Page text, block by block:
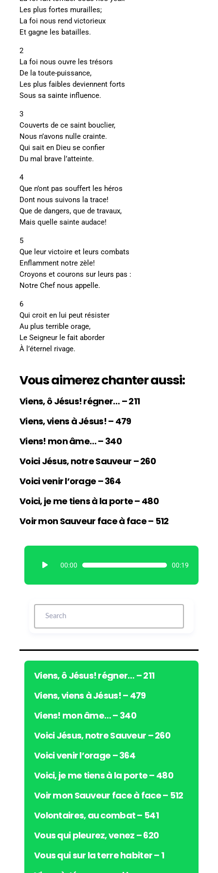
Les plus fortes murailles;
La foi nous rend victorieux
Et gagne les batailles.
2
La foi nous ouvre les trésors
De la toute-puissance,
Les plus faibles deviennent forts
Sous sa sainte influence.
3
Couverts de ce saint bouclier,
Nous n’avons nulle crainte.
Qui sait en Dieu se confier
Du mal brave l’atteinte.
4
Que n’ont pas souffert les héros
Dont nous suivons la trace!
Que de dangers, que de travaux,
Mais quelle sainte audace!
5
Que leur victoire et leurs combats
Enflamment notre zèle!
Croyons et courons sur leurs pas :
Notre Chef nous appelle.
6
Qui croit en lui peut résister
Au plus terrible orage,
Le Seigneur le fait aborder
À l’éternel rivage.
Vous aimerez chanter aussi:
Viens, ô Jésus! régner… – 211
Viens, viens à Jésus! – 479
Viens! mon âme… – 340
Voici Jésus, notre Sauveur – 260
Voici venir l’orage – 364
Voici, je me tiens à la porte – 480
Voir mon Sauveur face à face – 512
c
e
r
u
d
i
00:00 00:19
Viens, ô Jésus! régner… – 211
Viens, viens à Jésus! – 479
Viens! mon âme… – 340
Voici Jésus, notre Sauveur – 260
Voici venir l’orage – 364
Voici, je me tiens à la porte – 480
Voir mon Sauveur face à face – 512
Volontaires, au combat – 541
Vous qui pleurez, venez – 620
Vous qui sur la terre habiter – 1